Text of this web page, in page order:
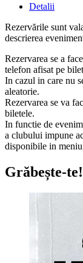
Detalii
Rezervările sunt
descrierea
Rezervarea se a
telefon afisat pe
In cazul in care nu
aleatorie.
Rezervarea se va
biletele.
In functie de
a clubului impune
disponibile in
Grăbește-te!